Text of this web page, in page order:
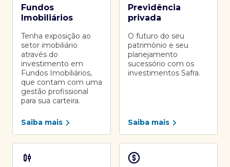
Fundos
Imobiliários
Tenha exposição ao
setor imobiliário
através do
investimento em
Fundos Imobiliários,
que contam com uma
gestão profissional
para sua carteira.
Saiba mais
Previdência
privada
O futuro do seu
patrimônio e seu
planejamento
sucessório com os
investimentos Safra.
Saiba mais